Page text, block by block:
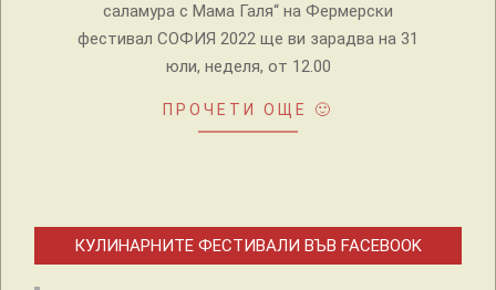
саламура с Мама Галя“ на Фермерски
фестивал СОФИЯ 2022 ще ви зарадва на 31
юли, неделя, от 12.00
ПРОЧЕТИ ОЩЕ 🙂
КУЛИНАРНИТЕ ФЕСТИВАЛИ ВЪВ FACEBOOK